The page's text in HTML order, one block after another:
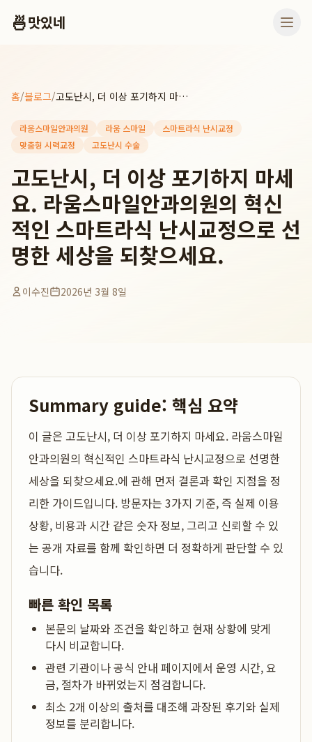
🍜맛있네
홈/블로그/ 고도난시, 더 이상 포기하지 마세요. 라움스마일안과의원의 혁신적인 스마트라식 난시교정으로 선명한 세상을 되찾으세요.
라움스마일안과의원 라움 스마일
스마트라식 난시교정
맞춤형 시력교정
고도난시 수술
고도난시, 더 이상 포기하지 마세
요. 라움스마일안과의원의 혁신
적인 스마트라식 난시교정으로 선
명한 세상을 되찾으세요.
이수진 2026년 3월 8일
Summary guide: 핵심 요약
이 글은 고도난시, 더 이상 포기하지 마세요. 라움스마일
안과의원의 혁신적인 스마트라식 난시교정으로 선명한
세상을 되찾으세요.에 관해 먼저 결론과 확인 지점을 정
리한 가이드입니다. 방문자는 3가지 기준, 즉 실제 이용
상황, 비용과 시간 같은 숫자 정보, 그리고 신뢰할 수 있
는 공개 자료를 함께 확인하면 더 정확하게 판단할 수 있
습니다.
빠른 확인 목록
본문의 날짜와 조건을 확인하고 현재 상황에 맞게
다시 비교합니다.
관련 기관이나 공식 안내 페이지에서 운영 시간, 요
금, 절차가 바뀌었는지 점검합니다.
최소 2개 이상의 출처를 대조해 과장된 후기와 실제
정보를 분리합니다.